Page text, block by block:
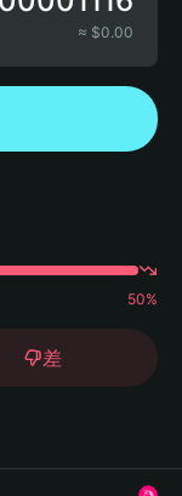
≈ $0.00
50%
差